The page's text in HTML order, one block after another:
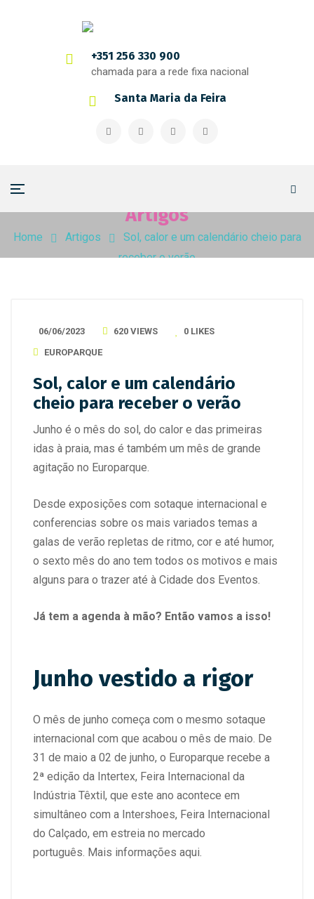
+351 256 330 900
chamada para a rede fixa nacional
Santa Maria da Feira
Artigos
Home Artigos
Sol, calor e um calendário cheio para
receber o verão
06/06/2023 620 VIEWS 0 LIKES
EUROPARQUE
Sol, calor e um calendário
cheio para receber o verão
Junho é o mês do sol, do calor e das primeiras
idas à praia, mas é também um mês de grande
agitação no Europarque.
Desde exposições com sotaque internacional e
conferencias sobre os mais variados temas a
galas de verão repletas de ritmo, cor e até humor,
o sexto mês do ano tem todos os motivos e mais
alguns para o trazer até à Cidade dos Eventos.
Já tem a agenda à mão? Então vamos a isso!
Junho vestido a rigor
O mês de junho começa com o mesmo sotaque
internacional com que acabou o mês de maio. De
31 de maio a 02 de junho, o Europarque recebe a
2ª edição da Intertex, Feira Internacional da
Indústria Têxtil, que este ano acontece em
simultâneo com a Intershoes, Feira Internacional
do Calçado, em estreia no mercado
português. Mais informações aqui